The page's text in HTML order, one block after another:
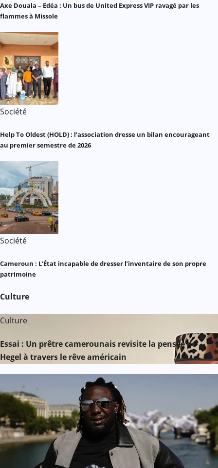
Axe Douala – Edéa : Un bus de United Express VIP ravagé par les
flammes à Missole
Société
Help To Oldest (HOLD) : l’association dresse un bilan encourageant
au premier semestre de 2026
Société
Cameroun : L’État incapable de dresser l’inventaire de son propre
patrimoine
Culture
Culture
Essai : Un prêtre camerounais revisite la pensée de
Hegel à travers le rêve américain